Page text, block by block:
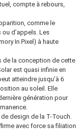
compte à rebours,
comme le
d’appels. Les
In Pixel) à haute
de la conception de cette
est quasi infinie en
atteindre jusqu’à 6
au soleil. Elle
génération pour
design de la T-Touch.
avec force sa filiation